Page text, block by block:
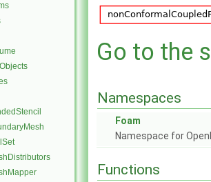
Go to the
Namespaces
Foam
Namespace for
Functions